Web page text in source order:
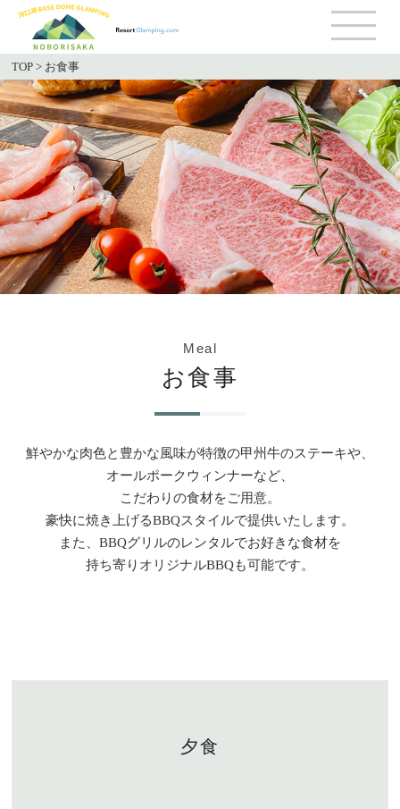
TOP > お食事
Meal
お食事
鮮やかな肉色と豊かな風味が特徴の甲州牛のステーキや、
オールポークウィンナーなど、
こだわりの食材をご用意。
豪快に焼き上げるBBQスタイルで提供いたします。
また、BBQグリルのレンタルでお好きな食材を
持ち寄りオリジナルBBQも可能です。
夕食